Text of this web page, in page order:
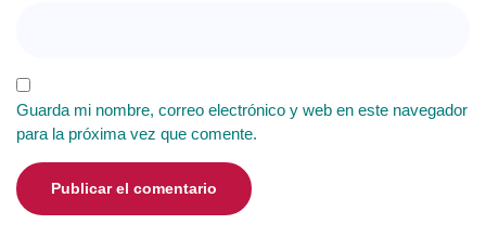
Guarda mi nombre, correo electrónico y web en este navegador
para la próxima vez que comente.